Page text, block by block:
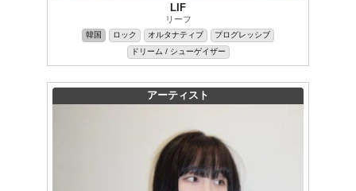
LIF
リーフ
韓国 ロック オルタナティブ
プログレッシブ
ドリーム / シューゲイザー
アーティスト